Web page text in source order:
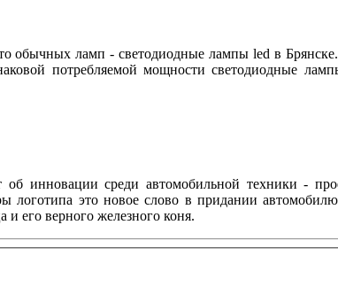
ламп - светодиодные лампы led в Брянске.
потребляемой мощности светодиодные
инновации среди автомобильной техники -
логотипа это новое слово в придании
и его верного железного коня.